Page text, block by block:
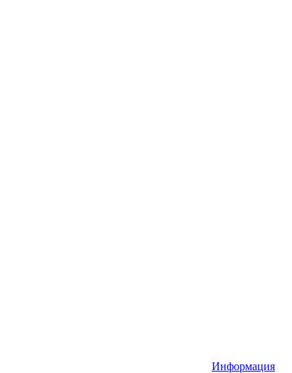
Информация